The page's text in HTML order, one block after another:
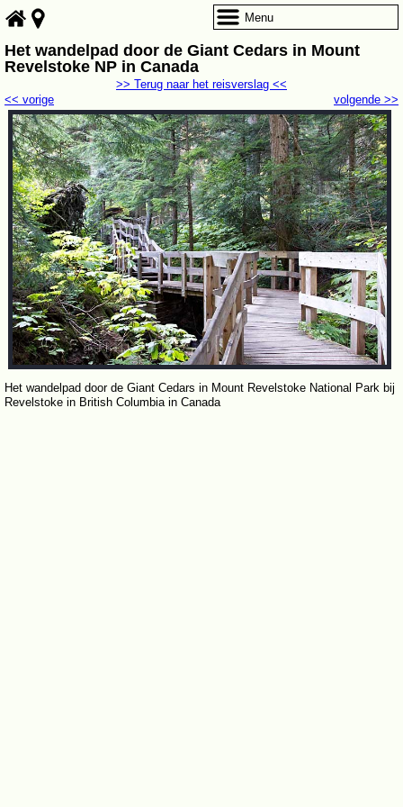
Het wandelpad door de Giant Cedars in Mount
Revelstoke NP in Canada
volgende >>
<< vorige
>> Terug naar het reisverslag <<
Het wandelpad door de Giant Cedars in Mount Revelstoke National Park bij
Revelstoke in British Columbia in Canada
Menu